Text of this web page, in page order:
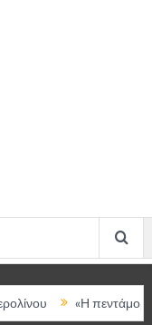
«Η πεντάμορφη και